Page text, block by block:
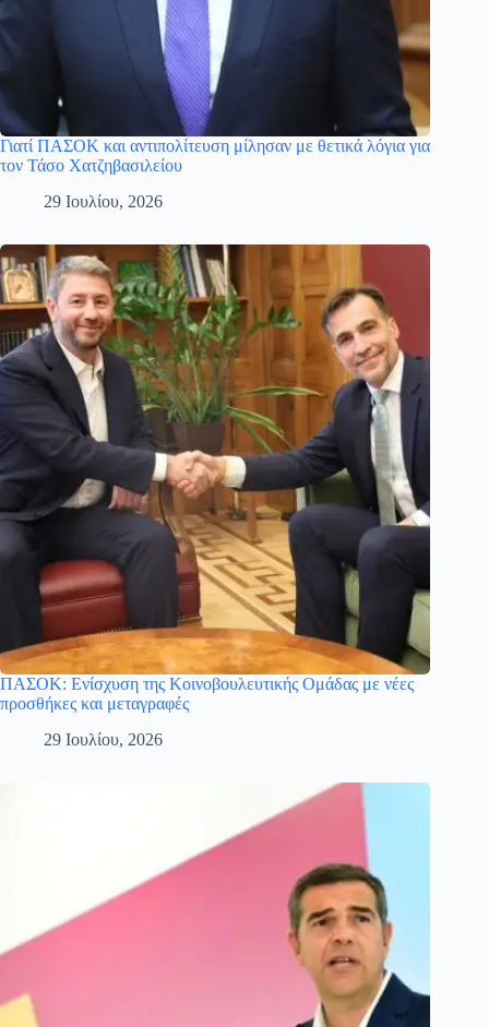
Γιατί ΠΑΣΟΚ και αντιπολίτευση μίλησαν με θετικά λόγια για
τον Τάσο Χατζηβασιλείου
29 Ιουλίου, 2026
ΠΑΣΟΚ: Ενίσχυση της Κοινοβουλευτικής Ομάδας με νέες
προσθήκες και μεταγραφές
29 Ιουλίου, 2026